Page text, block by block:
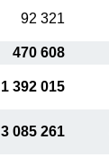
92 321
470 608
1 392 015
3 085 261